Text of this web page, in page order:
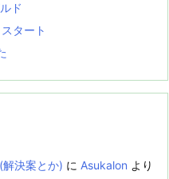
ド
タート
決案とか) に Asukalon より